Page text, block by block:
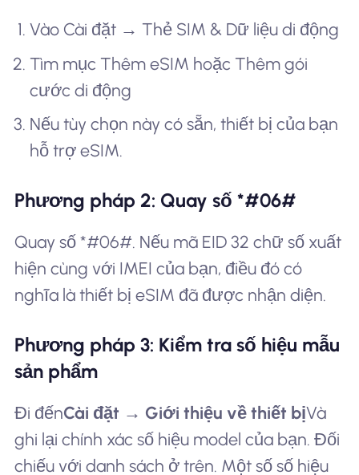
Vào Cài đặt → Thẻ SIM & Dữ liệu di động
Tìm mục Thêm eSIM hoặc Thêm gói
cước di động
Nếu tùy chọn này có sẵn, thiết bị của bạn
hỗ trợ eSIM.
Phương pháp 2: Quay số *#06#
Quay số *#06#. Nếu mã EID 32 chữ số xuất
hiện cùng với IMEI của bạn, điều đó có
nghĩa là thiết bị eSIM đã được nhận diện.
Phương pháp 3: Kiểm tra số hiệu mẫu
sản phẩm
Đi đếnCài đặt → Giới thiệu về thiết bịVà
ghi lại chính xác số hiệu model của bạn. Đối
chiếu với danh sách ở trên. Một số số hiệu